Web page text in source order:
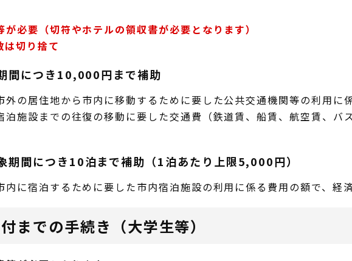
が必要（切符やホテルの領収書が必要となります）
切り捨て
間につき10,000円まで補助
外の居住地から市内に移動するために要した公共交通機関等の利用に
泊施設までの往復の移動に要した交通費（鉄道賃、船賃、航空賃、バ
期間につき10泊まで補助（1泊あたり上限5,000円）
に宿泊するために要した市内宿泊施設の利用に係る費用の額で、経
までの手続き（大学生等）